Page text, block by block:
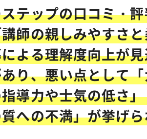
テップの口コミ・
師の親しみやすさ
よる理解度向上が
り、悪い点として
導力や士気の低さ
への不満」が挙げ